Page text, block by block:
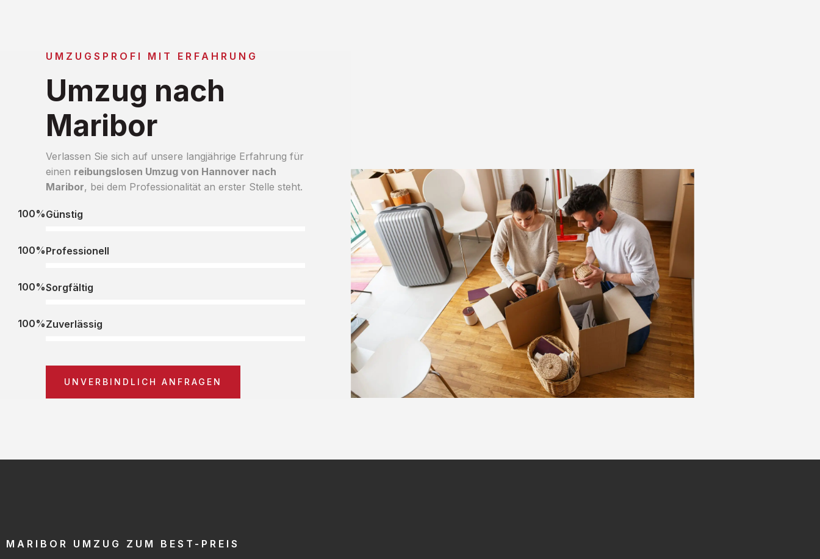
UMZUGSPROFI MIT ERFAHRUNG
Umzug nach
Maribor
Verlassen Sie sich auf unsere langjährige Erfahrung für
einen reibungslosen Umzug von Hannover nach
Maribor, bei dem Professionalität an erster Stelle steht.
Günstig
100%
Professionell
100%
Sorgfältig
100%
Zuverlässig
100%
UNVERBINDLICH ANFRAGEN
MARIBOR UMZUG ZUM BEST-PREIS